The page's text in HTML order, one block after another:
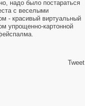
надо было постараться
с веселыми
- красивый виртуальный
упрощенно-картонной
Tweet